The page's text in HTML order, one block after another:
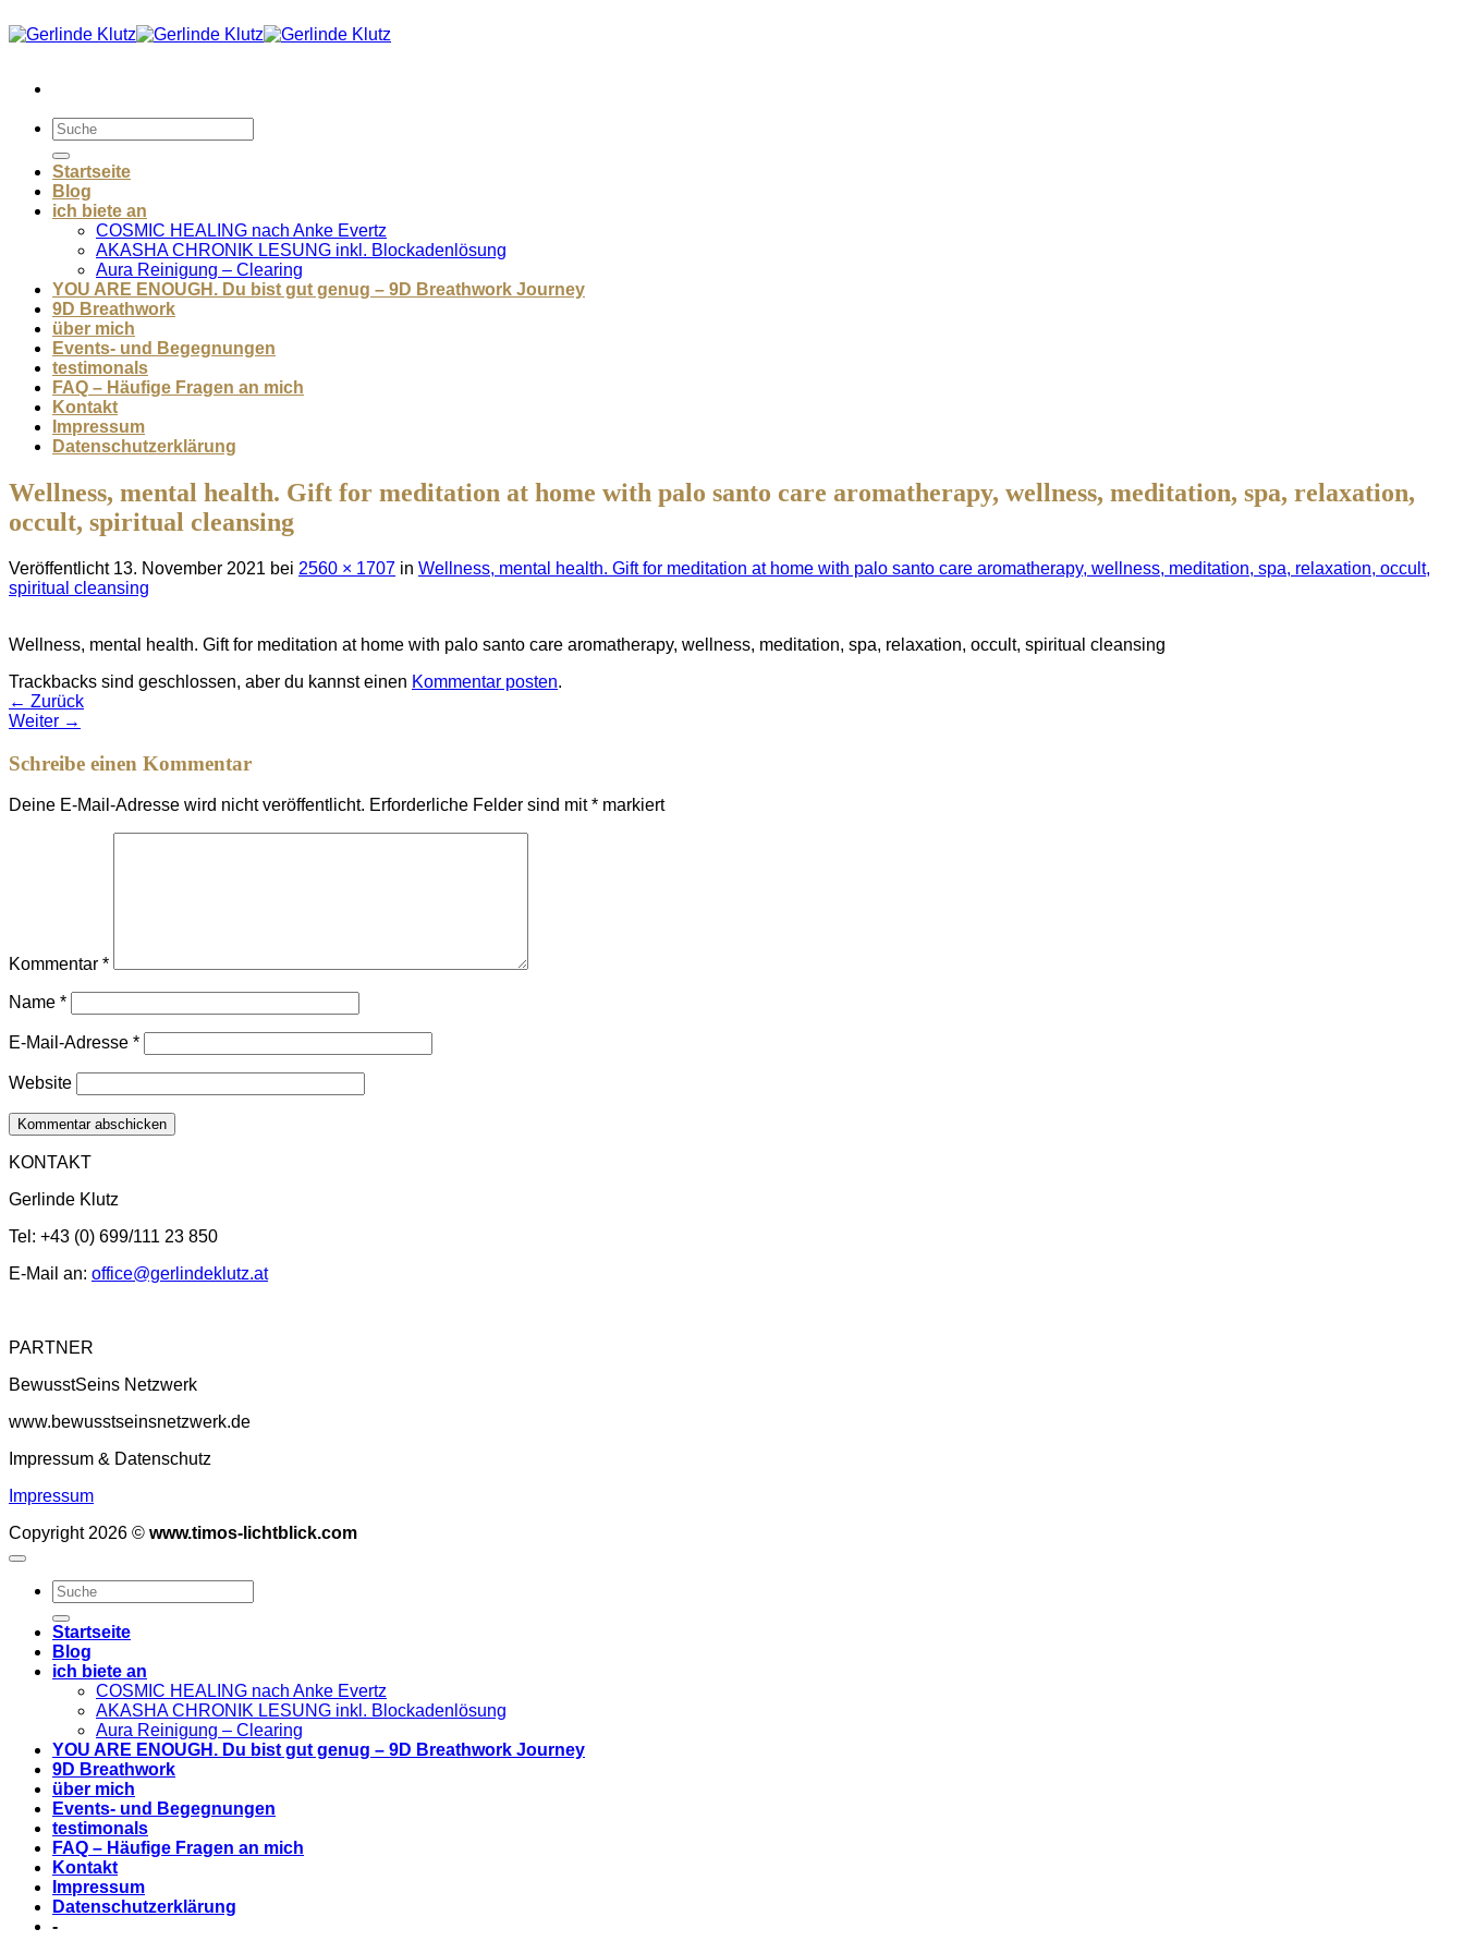
Inhalt
Startseite
Blog
ich biete an
COSMIC HEALING nach Anke Evertz
AKASHA CHRONIK LESUNG inkl. Blockadenlösung
Aura Reinigung – Clearing
YOU ARE ENOUGH. Du bist gut genug – 9D Breathwork Journey
9D Breathwork
über mich
Events- und Begegnungen
testimonals
FAQ – Häufige Fragen an mich
Kontakt
Impressum
Datenschutzerklärung
Wellness, mental health. Gift for meditation at home with palo santo care aromatherapy, wellness, meditation, spa, relaxation,
occult, spiritual cleansing
Veröffentlicht 13. November 2021 bei 2560 × 1707 in Wellness, mental health. Gift for meditation at home with palo santo care aromatherapy, wellness, meditation, spa, relaxation, occult,
spiritual cleansing
Wellness, mental health. Gift for meditation at home with palo santo care aromatherapy, wellness, meditation, spa, relaxation, occult, spiritual cleansing
Trackbacks sind geschlossen, aber du kannst einen Kommentar posten.
← Zurück
Weiter →
Schreibe einen Kommentar
Deine E-Mail-Adresse wird nicht veröffentlicht. Erforderliche Felder sind mit* markiert
Kommentar *
Name *
E-Mail-Adresse *
Website
KONTAKT
Gerlinde Klutz
Tel: +43 (0) 699/111 23 850
E-Mail an: office@gerlindeklutz.at
PARTNER
BewusstSeins Netzwerk
www.bewusstseinsnetzwerk.de
Impressum & Datenschutz
Impressum
Copyright 2026 © www.timos-lichtblick.com
Startseite
Blog
ich biete an
COSMIC HEALING nach Anke Evertz
AKASHA CHRONIK LESUNG inkl. Blockadenlösung
Aura Reinigung – Clearing
YOU ARE ENOUGH. Du bist gut genug – 9D Breathwork Journey
9D Breathwork
über mich
Events- und Begegnungen
testimonals
FAQ – Häufige Fragen an mich
Kontakt
Impressum
Datenschutzerklärung
-